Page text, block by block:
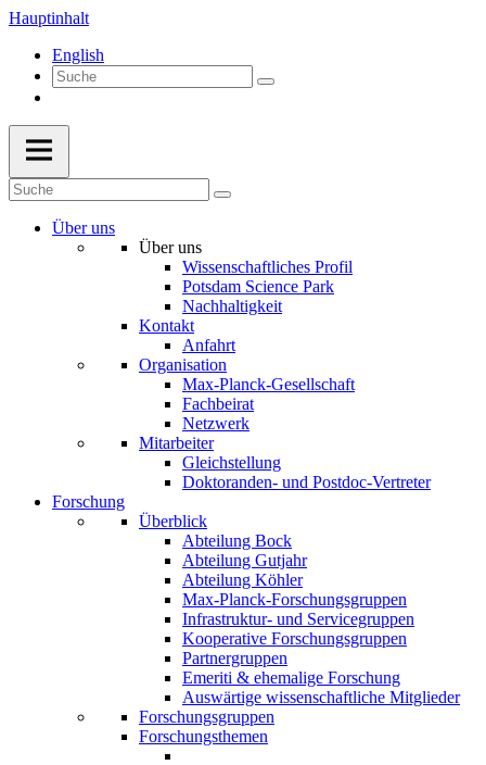
Hauptinhalt
English
Über uns
Über uns
Wissenschaftliches Profil
Potsdam Science Park
Nachhaltigkeit
Kontakt
Anfahrt
Organisation
Max-Planck-Gesellschaft
Fachbeirat
Netzwerk
Mitarbeiter
Gleichstellung
Doktoranden- und Postdoc-Vertreter
Forschung
Überblick
Abteilung Bock
Abteilung Gutjahr
Abteilung Köhler
Max-Planck-Forschungsgruppen
Infrastruktur- und Servicegruppen
Kooperative Forschungsgruppen
Partnergruppen
Emeriti & ehemalige Forschung
Auswärtige wissenschaftliche Mitglieder
Forschungsgruppen
Forschungsthemen